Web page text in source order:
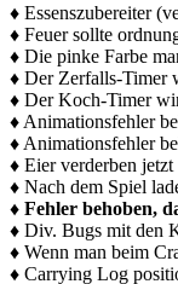
♦ Essenszubereiter
♦ Feuer sollte
♦ Die pinke Farbe
♦ Der Zerfalls-Timer
♦ Der Koch-Timer
♦ Animationsfehler
♦ Animationsfehler
♦ Eier verderben jetzt
♦ Nach dem Spiel
♦ Fehler behoben,
♦ Div. Bugs mit den
♦ Wenn man beim
♦ Carrying Log